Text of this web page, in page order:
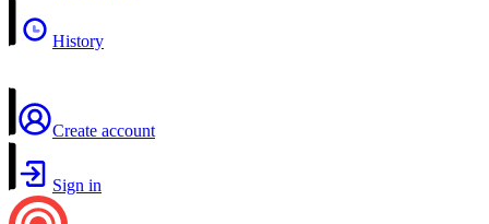
History
Create account
Sign in